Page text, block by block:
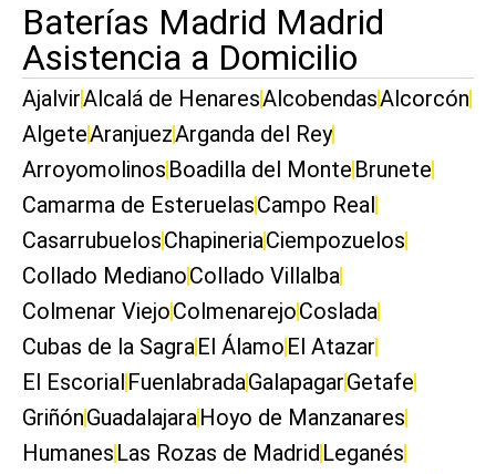
Baterías Madrid Madrid
Asistencia a Domicilio
AjalvirAlcalá de HenaresAlcobendasAlcorcón
AlgeteAranjuezArganda del Rey
Arroyomolinos Boadilla del Monte Brunete
Camarma de EsteruelasCampo Real
CasarrubuelosChapineriaCiempozuelos
Collado MedianoCollado Villalba
Colmenar ViejoColmenarejoCoslada
Cubas de la Sagra El Álamo El Atazar
El Escorial FuenlabradaGalapagarGetafe
GriñónGuadalajara Hoyo de Manzanares
Humanes Las Rozas de Madrid Leganés